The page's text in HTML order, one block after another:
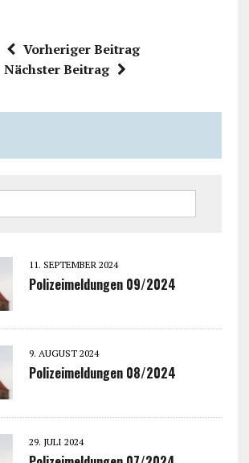
Vorheriger Beitrag
Nächster Beitrag
11. SEPTEMBER 2024
Polizeimeldungen 09/2024
9. AUGUST 2024
Polizeimeldungen 08/2024
29. JULI 2024